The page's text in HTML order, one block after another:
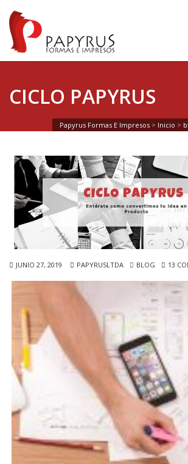
CICLO PAPYRUS
Papyrus Formas E Impresos > Inicio >
JUNIO 27, 2019 PAPYRUSLTDA BLOG 13